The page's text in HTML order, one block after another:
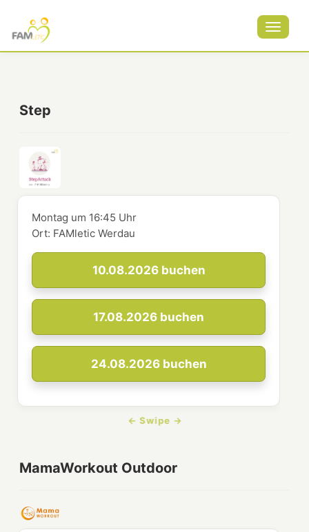
Toggle
Step
Montag um 16:45 Uhr
Ort: FAMletic Werdau
10.08.2026buchen
17.08.2026 buchen
24.08.2026buchen
MamaWorkout Outdoor